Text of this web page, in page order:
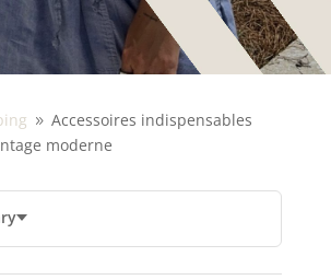
9 Accessoires indispensables
moderne